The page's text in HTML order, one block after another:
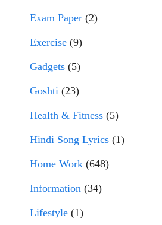
Exam Paper (2)
Exercise (9)
Gadgets (5)
Goshti (23)
Health & Fitness (5)
Hindi Song Lyrics (1)
Home Work (648)
Information (34)
Lifestyle (1)